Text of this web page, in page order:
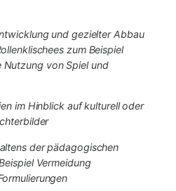
und gezielter Abbau
zum Beispiel
von Spiel und
im Hinblick auf kulturell oder
der pädagogischen
Vermeidung